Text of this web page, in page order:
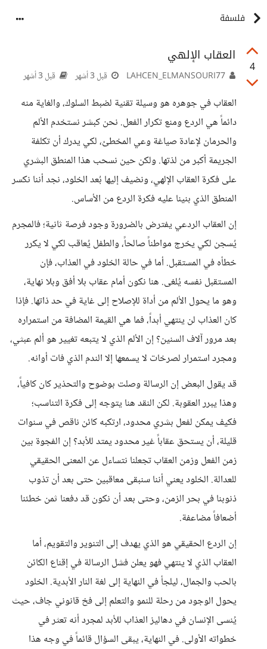
فلسفة
4
العقاب الإلهي
قبل 3 أشهر قبل 3 أشهر
العقاب في جوهره هو وسيلة تقنية لضبط السلوك، والغاية منه
دائماً هي الردع ومنع تكرار الفعل. نحن كبشر نستخدم الألم
والحرمان لإعادة صياغة وعي المخطئ، لكي يدرك أن تكلفة
الجريمة أكبر من لذتها. ولكن حين نسحب هذا المنطق البشري
على فكرة العقاب الإلهي، ونضيف إليها بُعد الخلود، نجد أننا نكسر
المنطق الذي بنينا عليه فكرة الردع من الأساس.
إن العقاب الردعي يفترض بالضرورة وجود فرصة ثانية؛ فالمجرم
يُسجن لكي يخرج مواطناً صالحاً، والطفل يُعاقب لكي لا يكرر
خطأه في المستقبل. أما في حالة الخلود في العذاب، فإن
المستقبل نفسه يُلغى. هنا نكون أمام عقاب بلا أفق وبلا نهاية،
وهو ما يحول الألم من أداة للإصلاح إلى غاية في حد ذاتها. فإذا
كان العذاب لن ينتهي أبداً، فما هي القيمة المضافة من استمراره
بعد مرور آلاف السنين؟ إن الألم الذي لا يتبعه تغيير هو ألم عبثي،
ومجرد استمرار لصرخات لا يسمعها إلا الندم الذي فات أوانه.
قد يقول البعض إن الرسالة وصلت بوضوح والتحذير كان كافياً،
وهذا يبرر العقوبة. لكن النقد هنا يتوجه إلى فكرة التناسب؛
فكيف يمكن لفعل بشري محدود، ارتكبه كائن ناقص في سنوات
قليلة، أن يستحق عقاباً غير محدود يمتد للأبد؟ إن الفجوة بين
زمن الفعل وزمن العقاب تجعلنا نتساءل عن المعنى الحقيقي
للعدالة. الخلود يعني أننا سنبقى معاقبين حتى بعد أن تذوب
ذنوبنا في بحر الزمن، وحتى بعد أن نكون قد دفعنا ثمن خطئنا
أضعافاً مضاعفة.
إن الردع الحقيقي هو الذي يهدف إلى التنوير والتقويم، أما
العقاب الذي لا ينتهي فهو يعلن فشل الرسالة في إقناع الكائن
بالحب والجمال، ليلجأ في النهاية إلى لغة النار الأبدية. الخلود
يحول الوجود من رحلة للنمو والتعلم إلى فخ قانوني جاف، حيث
يُنسى الإنسان في دهاليز العذاب للأبد لمجرد أنه تعثر في
خطواته الأولى. في النهاية، يبقى السؤال قائماً في وجه هذا